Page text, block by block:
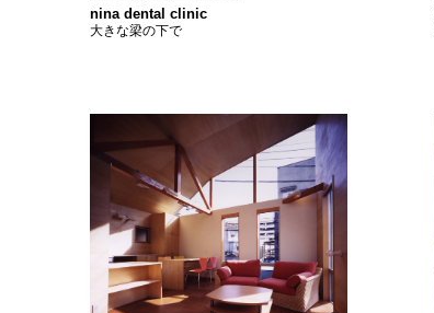
nina dental clinic
大きな梁の下で